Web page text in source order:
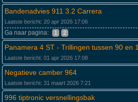
Bandenadvies 911 3.2 Carrera
Laatste bericht: 20 apr 2026 17:06
Ga naar pagina: 1 2
Panamera 4 ST - Trillingen tussen 90 en
Laatste bericht: 01 apr 2026 17:08
Negatieve camber 964
Laatste bericht: 31 maart 2026 7:21
996 tiptronic versnellingsbak